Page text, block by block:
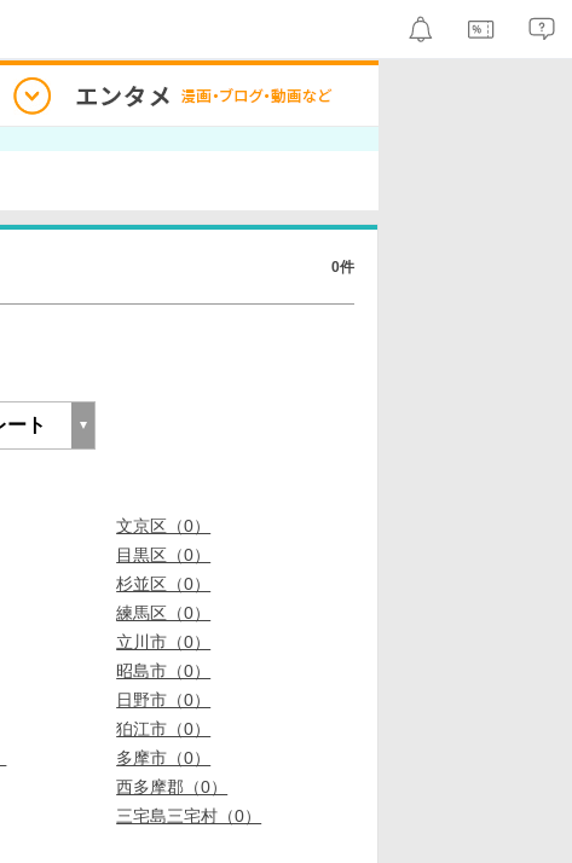
0件
文京区（0）
目黒区（0）
杉並区（0）
練馬区（0）
立川市（0）
昭島市（0）
日野市（0）
狛江市（0）
多摩市（0）
西多摩郡（0）
三宅島三宅村（0）